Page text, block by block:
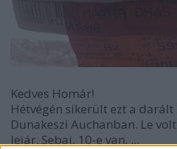
Kedves Homár!
Hétvégén sikerült ezt a
Dunakeszi Auchanban. Le
lejár. Sebaj, 10-e van, ...